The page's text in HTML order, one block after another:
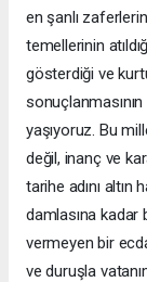
en şanlı
temellerinin
gösterdiği ve
yaşıyoruz. Bu
değil, inanç ve
tarihe adını altın
damlasına kadar
vermeyen bir
ve duruşla